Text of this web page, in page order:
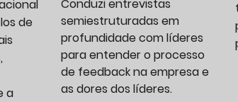
de
a
Conduzi entrevistas
semiestruturadas em
profundidade com líderes
para entender o processo
de feedback na empresa e
as dores dos líderes.